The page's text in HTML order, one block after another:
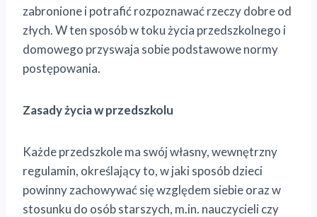
zabronione i potrafić rozpoznawać rzeczy dobre od
złych. W ten sposób w toku życia przedszkolnego i
domowego przyswaja sobie podstawowe normy
postępowania.
Zasady życia w przedszkolu
Każde przedszkole ma swój własny, wewnętrzny
regulamin, określający to, w jaki sposób dzieci
powinny zachowywać się względem siebie oraz w
stosunku do osób starszych, m.in. nauczycieli czy